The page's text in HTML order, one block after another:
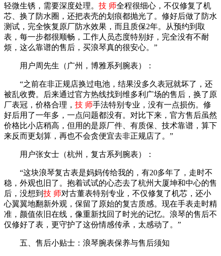
轻微生锈，需要深度处理。 技 师全程很细心，不仅修复了机
芯、换了防水圈，还把表壳的划痕都抛光了。修好后做了防水
测试，完全恢复原厂防水效果，而且质保2年。从预约到取
表，每一步都很顺畅，工作人员态度特别好，完全没有不耐
烦，这么靠谱的售后，买浪琴真的很安心。”
用户周先生（广州，博雅系列腕表）：
“之前在非正规店换过电池，结果没多久表冠就坏了，还
被乱收费。后来通过官方热线找到维多利广场的售后，换了原
厂表冠，价格合理， 技 师手法特别专业，没有一点损伤。修
好后用了一年多，一点问题都没有。对比下来，官方售后虽然
价格比小店稍高，但用的是原厂件、有质保、技术靠谱，算下
来反而更划算，再也不会贪便宜去非正规店了。”
用户张女士（杭州，复古系列腕表）：
“这块浪琴复古表是妈妈传给我的，有20多年了，走时不
稳，外观也旧了。抱着试试的心态去了杭州大厦坤和中心的售
后，没想到 技 师对古董表特别专业，不仅修复了机芯，还小
心翼翼地翻新外观，保留了原始的复古质感。现在手表走时精
准，颜值依旧在线，像重新找回了时光的记忆。浪琴的售后不
仅修好了表，更守护了这份情感传承，太感动了。”
五、售后小贴士：浪琴腕表保养与售后须知